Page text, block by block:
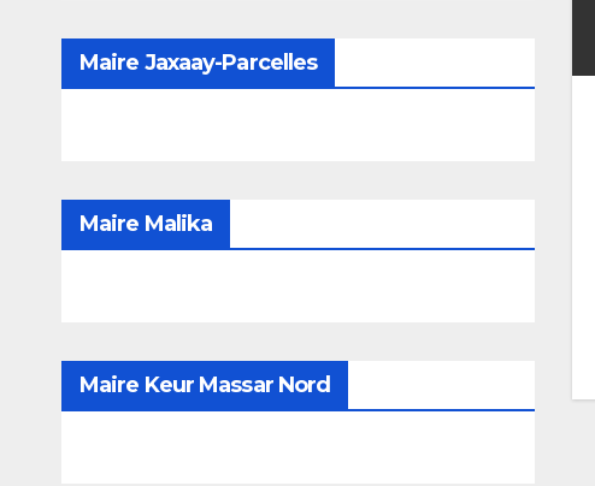
Maire Jaxaay-Parcelles
Maire Malika
Maire Keur Massar Nord